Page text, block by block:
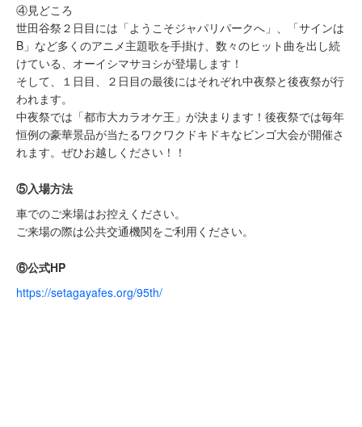
④見どころ
世田谷祭２日目には「ようこそジャパリパークへ」、「サインは
B」など多くのアニメ主題歌を手掛け、数々のヒット曲を出し続
けている、オーイシマサヨシが登場します！
そして、１日目、２日目の最後にはそれぞれ中夜祭と後夜祭が行
われます。
中夜祭では「都市大カラオケ王」が決まります！後夜祭では毎年
恒例の豪華景品が当たるワクワクドキドキなビンゴ大会が開催さ
れます。ぜひお越しください！！
⑤入場方法
車でのご来場はお控えください。
ご来場の際は公共交通機関をご利用ください。
⑥公式HP
https://setagayafes.org/95th/